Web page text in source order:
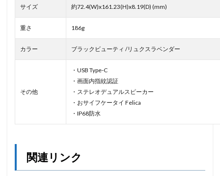
サイズ 約72.4(W)x161.23(H)x8.19(D) (mm)
重さ 186g
カラー ブラックビューティ /リュクスラベンダー
その他
・USB Type-C
・画面内指紋認証
・ステレオデュアルスピーカー
・おサイフケータイ Felica
・IP68防水
関連リンク